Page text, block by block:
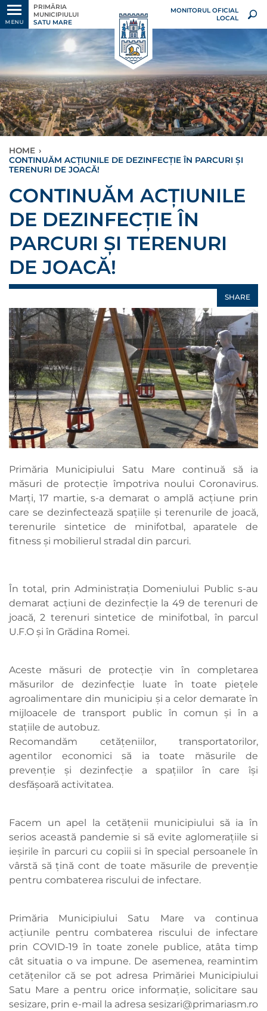
MENU
PRIMĂRIA
MUNICIPIULUI
SATU MARE
MONITORUL OFICIAL
LOCAL
HOME ›
CONTINUĂM ACȚIUNILE DE DEZINFECȚIE ÎN PARCURI ȘI
TERENURI DE JOACĂ!
CONTINUĂM ACȚIUNILE
DE DEZINFECȚIE ÎN
PARCURI ȘI TERENURI
DE JOACĂ!
SHARE
Primăria Municipiului Satu Mare continuă să ia
măsuri de protecție împotriva noului Coronavirus.
Marți, 17 martie, s-a demarat o amplă acțiune prin
care se dezinfectează spațiile și terenurile de joacă,
terenurile sintetice de minifotbal, aparatele de
fitness și mobilierul stradal din parcuri.
În total, prin Administrația Domeniului Public s-au
demarat acțiuni de dezinfecție la 49 de terenuri de
joacă, 2 terenuri sintetice de minifotbal, în parcul
U.F.O și în Grădina Romei.
Aceste măsuri de protecție vin în completarea
măsurilor de dezinfecție luate în toate piețele
agroalimentare din municipiu și a celor demarate în
mijloacele de transport public în comun și în a
stațiile de autobuz.
Recomandăm cetățeniilor, transportatorilor,
agentilor economici să ia toate măsurile de
prevenție și dezinfecție a spațiilor în care își
desfășoară activitatea.
Facem un apel la cetățenii municipiului să ia în
serios această pandemie si să evite aglomerațiile si
ieșirile în parcuri cu copiii si în special persoanele în
vârstă să țină cont de toate măsurile de prevenție
pentru combaterea riscului de infectare.
Primăria Municipiului Satu Mare va continua
acțiunile pentru combaterea riscului de infectare
prin COVID-19 în toate zonele publice, atâta timp
cât situatia o va impune. De asemenea, reamintim
cetățenilor că se pot adresa Primăriei Municipiului
Satu Mare a pentru orice informație, solicitare sau
sesizare, prin e-mail la adresa sesizari@primariasm.ro